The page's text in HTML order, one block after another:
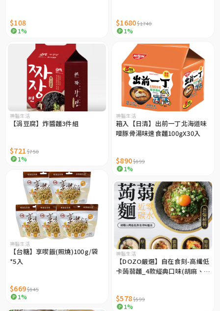
$108
1%
$1680$1740
1%
神腦生活
【涓豆腐】炸醬麵3件組
$721 $750
1%
神腦生活
箱入【日清】出前一丁北海道味
噌豚骨湯味速食麵100gX30入
$890$899
1%
神腦生活
【台糖】享喫飯(照燒)100g/袋
*5入
$669$845
1%
神腦生活
【DOZO嚴選】自在食刻-高纖低
卡蒟蒻麵_4款經典口味(胡麻、豚
$578$599
1%